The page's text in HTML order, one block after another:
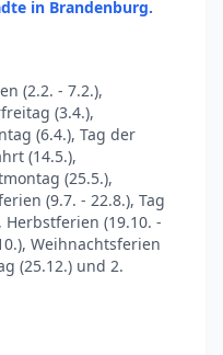
in Brandenburg.
(2.2. - 7.2.),
(3.4.),
(6.4.), Tag der
(14.5.),
(25.5.),
(9.7. - 22.8.), Tag
(19.10. -
Weihnachtsferien
(25.12.) und 2.